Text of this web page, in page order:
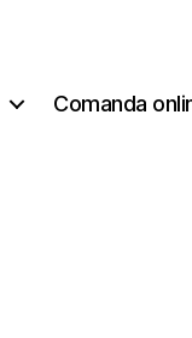
Comanda